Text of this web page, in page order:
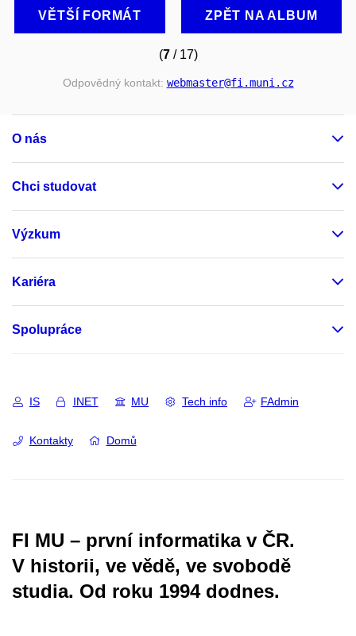
VĚTŠÍ FORMÁT ZPĚT NA ALBUM
(7/ 17)
Odpovědný kontakt: webmaster@fi.muni.cz
O nás
Chci studovat
Výzkum
Kariéra
Spolupráce
IS INET MU Tech info FAdmin
Kontakty Domů
FI MU – první informatika v ČR.
V historii, ve vědě, ve svobodě
studia. Od roku 1994 dodnes.